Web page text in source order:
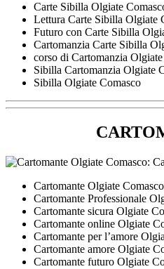
Carte Sibilla Olgiate
Lettura Carte Sibilla Olgiate
Futuro con Carte Sibilla
Cartomanzia Carte Sibilla
corso di Cartomanzia
Sibilla Cartomanzia Olgiate
Sibilla Olgiate Comasco
Cartomante Olgiate Comasco
Cartomante Professionale
Cartomante sicura Olgiate
Cartomante online Olgiate
Cartomante per l’amore
Cartomante amore Olgiate
Cartomante futuro Olgiate